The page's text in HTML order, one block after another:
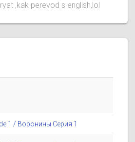
,kak perevod s english,lol
1 / Воронины Серия 1